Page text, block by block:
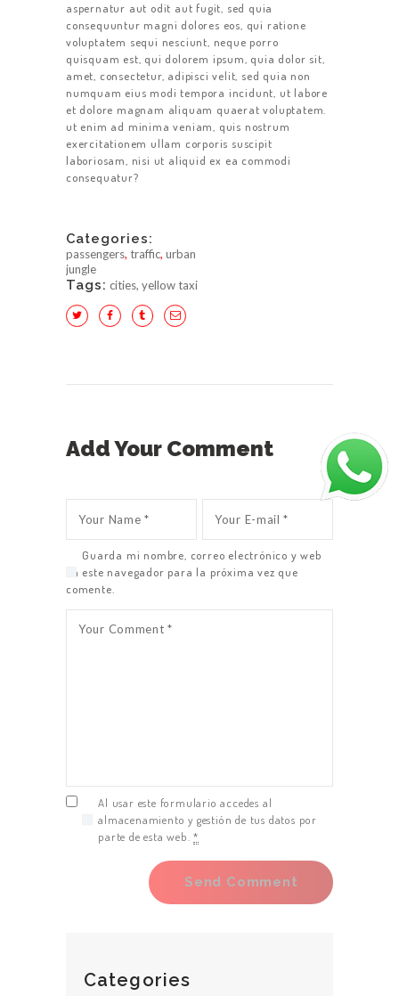
aspernatur aut odit aut fugit, sed quia
consequuntur magni dolores eos, qui ratione
voluptatem sequi nesciunt, neque porro
quisquam est, qui dolorem ipsum, quia dolor sit,
amet, consectetur, adipisci velit, sed quia non
numquam eius modi tempora incidunt, ut labore
et dolore magnam aliquam quaerat voluptatem.
ut enim ad minima veniam, quis nostrum
exercitationem ullam corporis suscipit
laboriosam, nisi ut aliquid ex ea commodi
consequatur?
Categories:
passengers, traffic, urban
jungle
Tags: cities, yellow taxi
Add Your Comment
Guarda mi nombre, correo electrónico y web
en este navegador para la próxima vez que
comente.
Al usar este formulario accedes al
almacenamiento y gestión de tus datos por
parte de esta web.*
Categories